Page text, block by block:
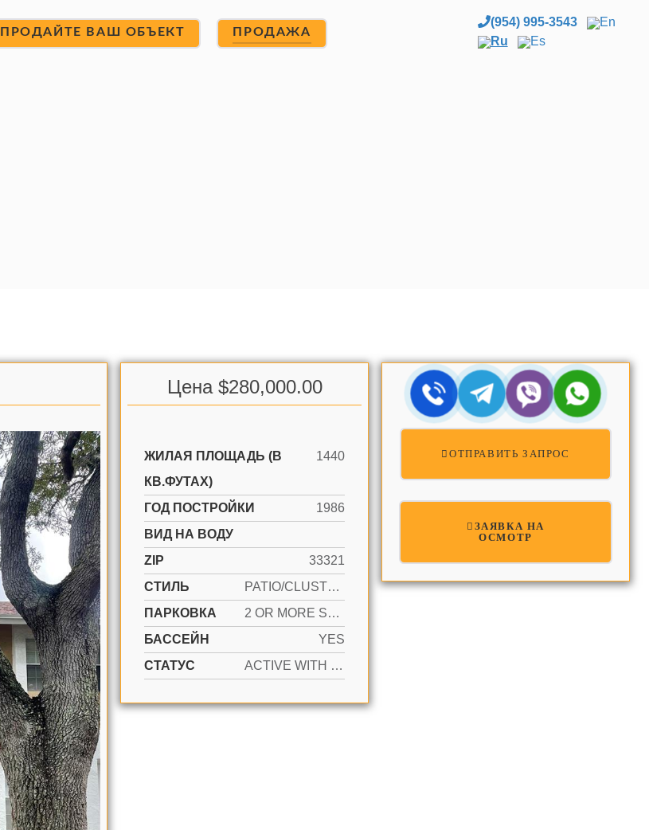
ПРОДАЙТЕ ВАШ ОБЪЕКТ ПРОДАЖА
(954) 995-3543
En
Ru
Es
Цена $280,000.00
ЖИЛАЯ ПЛОЩАДЬ (В
КВ.ФУТАХ)
1440
ГОД ПОСТРОЙКИ
1986
ВИД НА ВОДУ
ZIP
33321
СТИЛЬ
PATIO/CLUSTER
ПАРКОВКА
2 OR MORE SPACES, ADDITIONAL SPACES AVAILABLE, GUEST
БАССЕЙН
YES
СТАТУС
ACTIVE WITH CONTRACT
ОТПРАВИТЬ ЗАПРОС
ЗАЯВКА НА
ОСМОТР